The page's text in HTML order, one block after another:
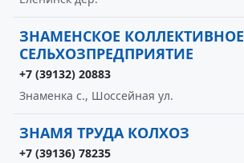
ЗНАМЕНСКОЕ КОЛЛЕКТИВНОЕ
СЕЛЬХОЗПРЕДПРИЯТИЕ
+7 (39132) 20883
Знаменка с., Шоссейная ул.
ЗНАМЯ ТРУДА КОЛХОЗ
+7 (39136) 78235